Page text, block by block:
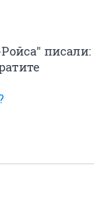
писали: